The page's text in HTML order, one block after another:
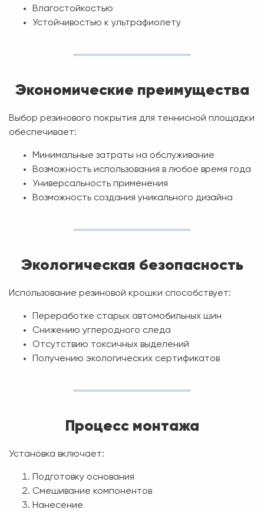
Влагостойкостью
Устойчивостью к ультрафиолету
Экономические преимущества
Выбор резинового покрытия для теннисной площадки
обеспечивает:
Минимальные затраты на обслуживание
Возможность использования в любое время года
Универсальность применения
Возможность создания уникального дизайна
Экологическая безопасность
Использование резиновой крошки способствует:
Переработке старых автомобильных шин
Снижению углеродного следа
Отсутствию токсичных выделений
Получению экологических сертификатов
Процесс монтажа
Установка включает:
Подготовку основания
Смешивание компонентов
Нанесение